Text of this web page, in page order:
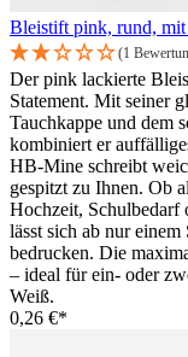
Bleistift pink, rund, mit
(1
Der pink lackierte
Statement. Mit seiner
Tauchkappe und dem
kombiniert er
HB-Mine schreibt
gespitzt zu Ihnen. Ob
Hochzeit, Schulbedarf
lässt sich ab nur
bedrucken. Die
– ideal für ein- oder
Weiß.
0,26 €*